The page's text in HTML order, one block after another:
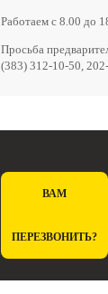
Работаем с 8.00 до
Просьба
(383) 312-10-50,
ВАМ
ПЕРЕЗВОНИТЬ?